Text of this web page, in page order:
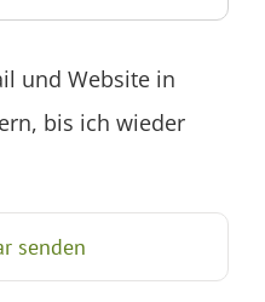
und Website in
bis ich wieder